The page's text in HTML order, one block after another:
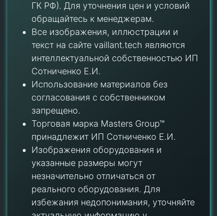
ГК РФ). Для уточнения цен и условий
обращайтесь к менеджерам.
Все изображения, иллюстрации и
текст на сайте vaillant.tech являются
интеллектуальной собственностью ИП
Сотниченко Е.И.
Использование материалов без
согласования с собственником
запрещено.
Торговая марка Masters Group™
принадлежит ИП Сотниченко Е.И.
Изображения оборудования и
указанные размеры могут
незначительно отличаться от
реального оборудования. Для
избежания недопонимания, уточняйте